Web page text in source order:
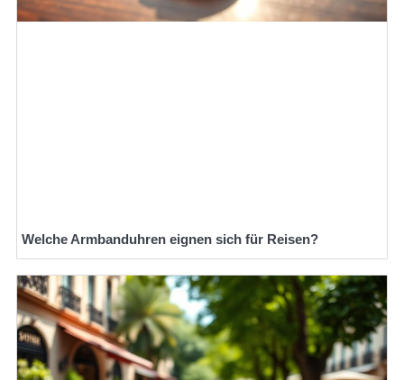
Welche Armbanduhren eignen sich für Reisen?